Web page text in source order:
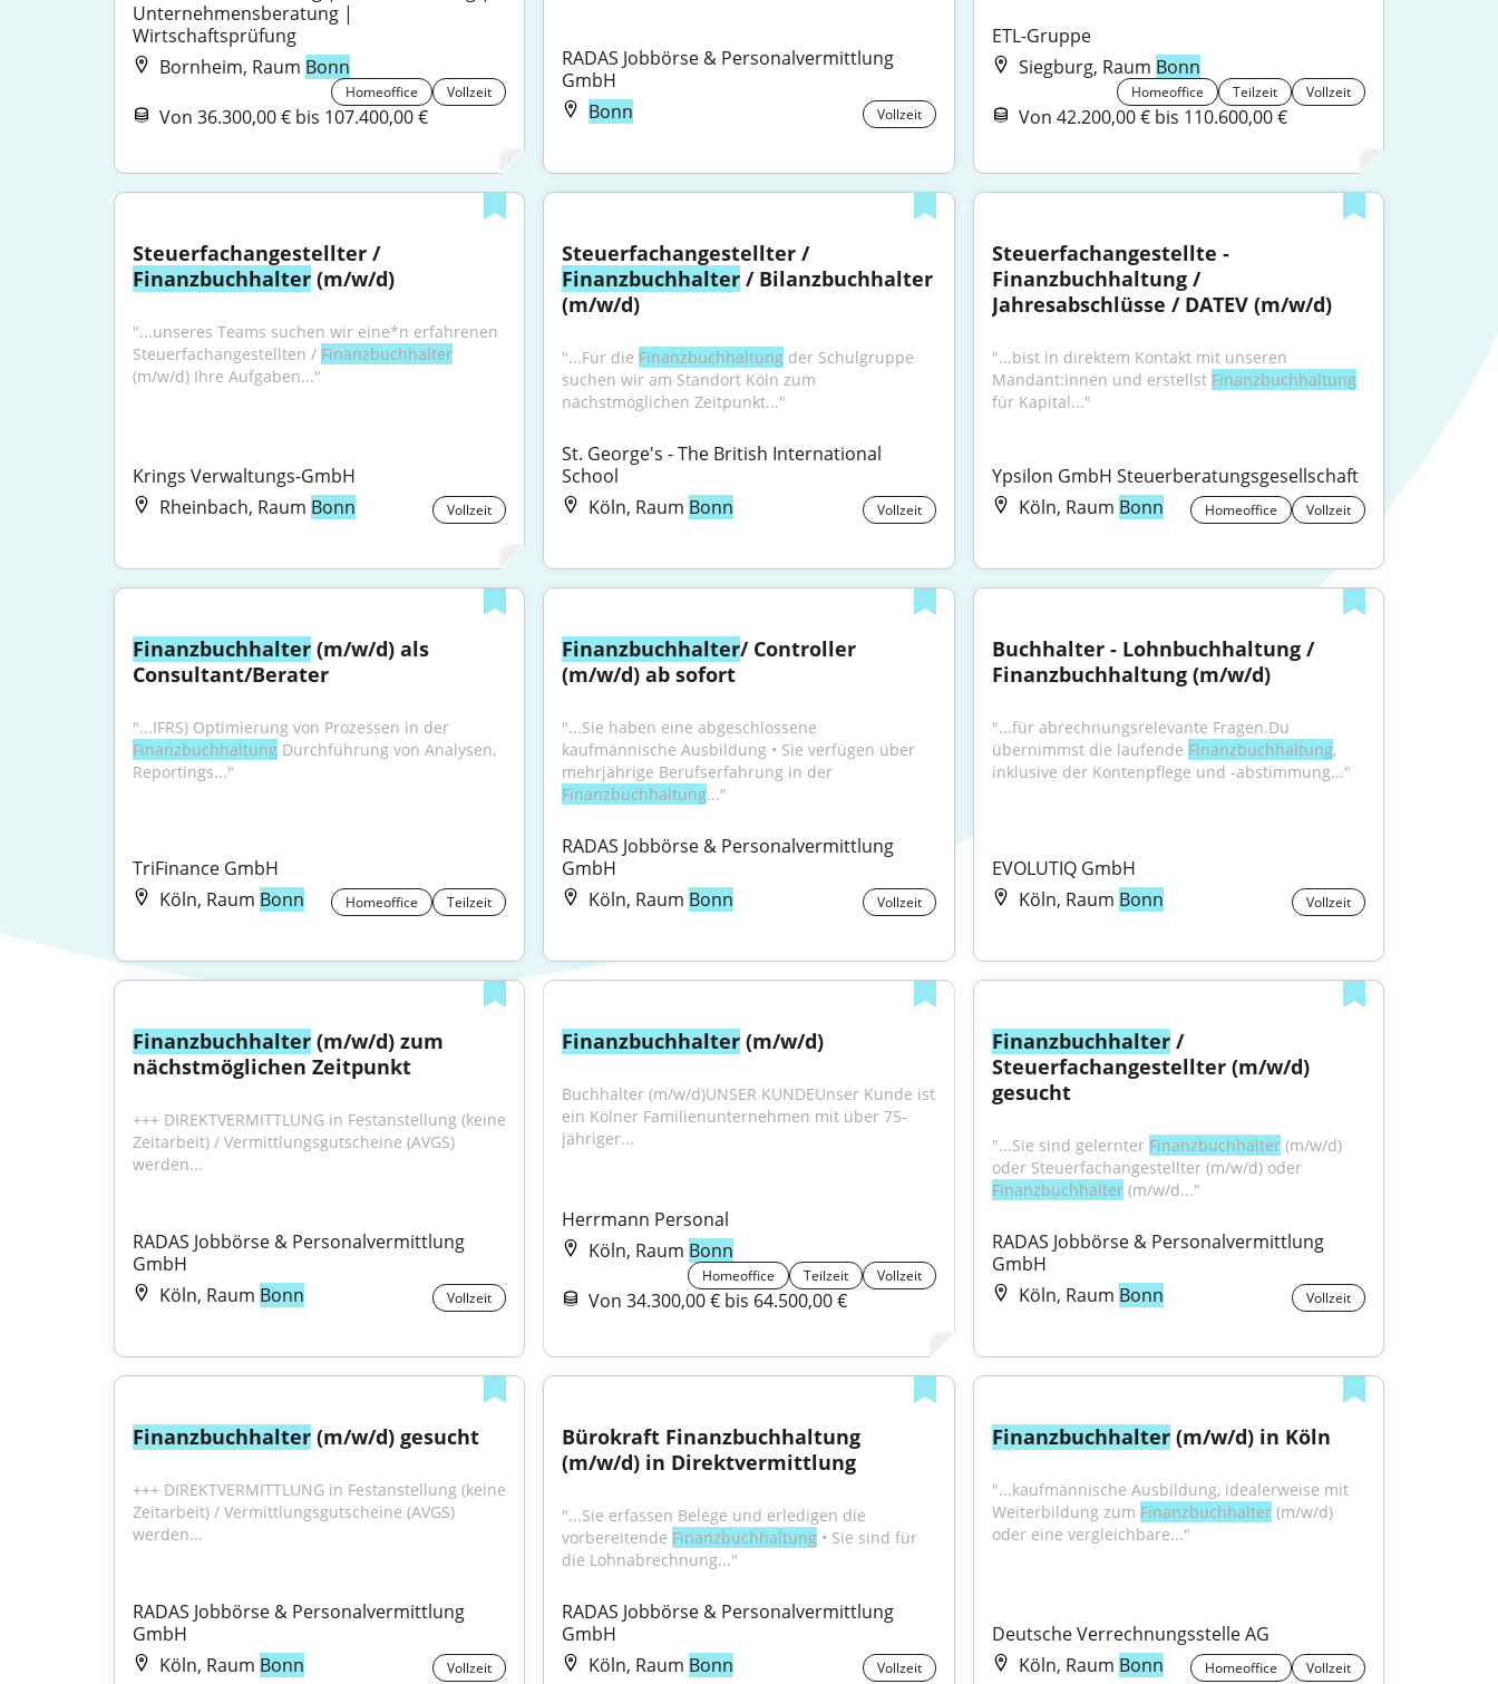
Unternehmensberatung |
Wirtschaftsprüfung
Bornheim, Raum Bonn
Homeoffice Vollzeit
Von 36.300,00 € bis 107.400,00 €
RADAS Jobbörse & Personalvermittlung
GmbH
Bonn
Vollzeit
ETL-Gruppe
Siegburg, Raum Bonn
Homeoffice Teilzeit Vollzeit
Von 42.200,00 € bis 110.600,00 €
Steuerfachangestellter /
Finanzbuchhalter (m/w/d)
"...unseres Teams suchen wir eine*n erfahrenen
Steuerfachangestellten / Finanzbuchhalter
(m/w/d) Ihre Aufgaben..."
Krings Verwaltungs-GmbH
Rheinbach, Raum Bonn Vollzeit
Steuerfachangestellter /
Finanzbuchhalter / Bilanzbuchhalter
(m/w/d)
"...Für die Finanzbuchhaltung der Schulgruppe
suchen wir am Standort Köln zum
nächstmöglichen Zeitpunkt..."
St. George's - The British International
School
Köln, Raum Bonn Vollzeit
Steuerfachangestellte -
Finanzbuchhaltung /
Jahresabschlüsse / DATEV (m/w/d)
"...bist in direktem Kontakt mit unseren
Mandant:innen und erstellst Finanzbuchhaltung
für Kapital..."
Ypsilon GmbH Steuerberatungsgesellschaft
Köln, Raum Bonn Homeoffice Vollzeit
Finanzbuchhalter (m/w/d) als
Consultant/Berater
Finanzbuchhaltung Durchführung von Analysen,
Reportings..."
TriFinance GmbH
Köln, Raum Bonn Homeoffice Teilzeit
Finanzbuchhalter/ Controller
(m/w/d) ab sofort
"...Sie haben eine abgeschlossene
kaufmännische Ausbildung • Sie verfügen über
Finanzbuchhal­tung..."
RADAS Jobbörse & Personalvermittlung
GmbH
Köln, Raum Bonn Vollzeit
Buchhalter - Lohnbuchhaltung /
Finanzbuchhaltung (m/w/d)
"...für abrechnungsrelevante Fragen.Du
übernimmst die laufende Finanzbuchhaltung,
inklusive der Kontenpflege und -abstimmung..."
EVOLUTIQ GmbH
Köln, Raum Bonn Vollzeit
Finanzbuchhalter (m/w/d) zum
nächstmöglichen Zeitpunkt
+++ DIREKTVERMITTLUNG in Festanstellung (keine
Zeitarbeit) / Vermittlungsgutscheine (AVGS)
werden...
RADAS Jobbörse & Personalvermittlung
GmbH
Köln, Raum Bonn Vollzeit
Finanzbuchhalter (m/w/d)
Buchhalter (m/w/d)UNSER KUNDEUnser Kunde ist
ein Kölner Familienunternehmen mit über 75-
jähriger...
Herrmann Personal
Köln, Raum Bonn
Homeoffice Teilzeit Vollzeit
Von 34.300,00 € bis 64.500,00 €
Finanzbuchhalter /
Steuerfachangestellter (m/w/d)
gesucht
"...Sie sind gelernter Finanzbuchhalter (m/w/d)
oder Steuerfachangestellter (m/w/d) oder
Finanzbuchhalter (m/w/d..."
RADAS Jobbörse & Personalvermittlung
GmbH
Köln, Raum Bonn Vollzeit
Finanzbuchhalter (m/w/d) gesucht
+++ DIREKTVERMITTLUNG in Festanstellung (keine
Zeitarbeit) / Vermittlungsgutscheine (AVGS)
werden...
RADAS Jobbörse & Personalvermittlung
GmbH
Köln, Raum Bonn Vollzeit
Bürokraft Finanzbuchhaltung
(m/w/d) in Direktvermittlung
"...Sie erfassen Belege und erledigen die
vorbereitende Finanzbuchhaltung • Sie sind für
die Lohnabrechnung..."
RADAS Jobbörse & Personalvermittlung
GmbH
Köln, Raum Bonn Vollzeit
Finanzbuchhalter (m/w/d) in Köln
"...kaufmännische Ausbildung, idealerweise mit
Weiterbildung zum Finanzbuchhalter (m/w/d)
oder eine vergleichbare..."
Deutsche Verrechnungsstelle AG
Köln, Raum Bonn Homeoffice Vollzeit